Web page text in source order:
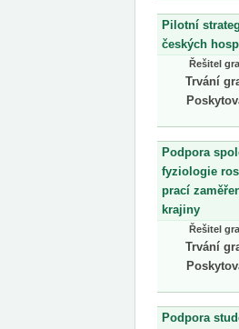
Pilotní
českých
Řešitel
Trvání
Podpora
fyziologie
prací
krajiny
Řešitel
Trvání
Podpora